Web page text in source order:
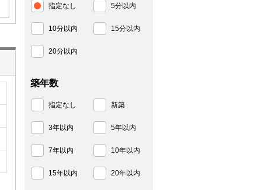
指定なし 5分以内
10分以内 15分以内
20分以内
築年数
指定なし 新築
3年以内 5年以内
7年以内 10年以内
15年以内 20年以内